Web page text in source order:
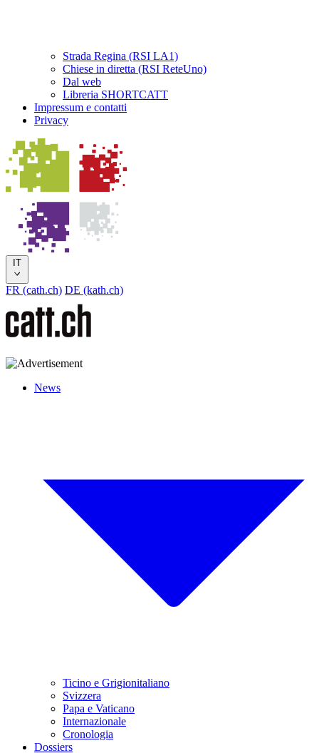
Strada Regina (RSI LA1)
Chiese in diretta (RSI ReteUno)
Dal web
Libreria SHORTCATT
Impressum e contatti
Privacy
IT
FR (cath.ch) DE (kath.ch)
News
Ticino e Grigionitaliano
Svizzera
Papa e Vaticano
Internazionale
Cronologia
Dossiers